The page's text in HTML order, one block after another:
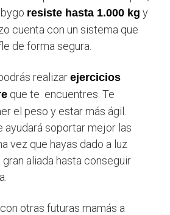
resiste hasta 1.000 kg y
cuenta con un sistema que
de forma segura.
realizar ejercicios
que te encuentres. Te
el peso y estar más ágil.
ayudará soportar mejor las
vez que hayas dado a luz
aliada hasta conseguir
con otras futuras mamás a